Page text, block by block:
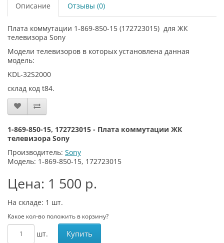
Описание Отзывы (0)
Плата коммутации 1-869-850-15 (172723015) для ЖК
телевизора Sony
Модели телевизоров в которых установлена данная
модель:
KDL-32S2000
склад код t84.
1-869-850-15, 172723015 - Плата коммутации ЖК
телевизора Sony
Производитель: Sony
Модель: 1-869-850-15, 172723015
Цена: 1 500 р.
На складе: 1 шт.
Какое кол-во положить в корзину?
шт. Купить